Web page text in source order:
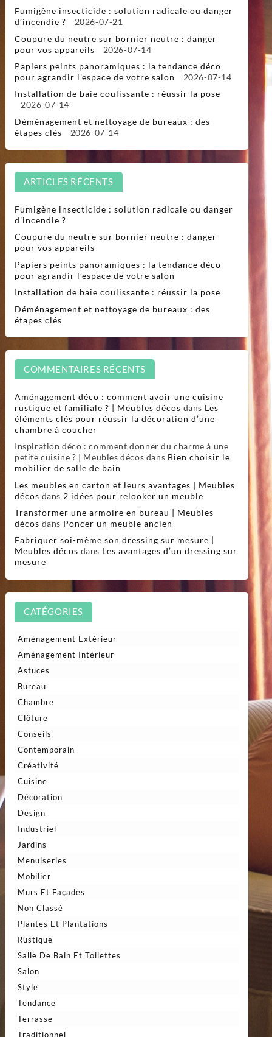
Fumigène insecticide : solution radicale ou danger
d’incendie ?
2026-07-21
Coupure du neutre sur bornier neutre : danger
pour vos appareils
2026-07-14
Papiers peints panoramiques : la tendance déco
pour agrandir l’espace de votre salon
2026-07-14
Installation de baie coulissante : réussir la pose
2026-07-14
Déménagement et nettoyage de bureaux : des
étapes clés
2026-07-14
ARTICLES RÉCENTS
Fumigène insecticide : solution radicale ou danger
d’incendie ?
Coupure du neutre sur bornier neutre : danger
pour vos appareils
Papiers peints panoramiques : la tendance déco
pour agrandir l’espace de votre salon
Installation de baie coulissante : réussir la pose
Déménagement et nettoyage de bureaux : des
étapes clés
COMMENTAIRES RÉCENTS
Aménagement déco : comment avoir une cuisine
rustique et familiale ? | Meubles décos dans Les
éléments clés pour réussir la décoration d’une
chambre à coucher
Inspiration déco : comment donner du charme à une
petite cuisine ? | Meubles décos dans Bien choisir le
mobilier de salle de bain
Les meubles en carton et leurs avantages | Meubles
décos dans 2 idées pour relooker un meuble
Transformer une armoire en bureau | Meubles
décos dans Poncer un meuble ancien
Fabriquer soi-même son dressing sur mesure |
Meubles décos dans Les avantages d’un dressing sur
mesure
CATÉGORIES
Aménagement Extérieur
Aménagement Intérieur
Astuces
Bureau
Chambre
Clôture
Conseils
Contemporain
Créativité
Cuisine
Décoration
Design
Industriel
Jardins
Menuiseries
Mobilier
Murs Et Façades
Non Classé
Plantes Et Plantations
Rustique
Salle De Bain Et Toilettes
Salon
Style
Tendance
Terrasse
Traditionnel